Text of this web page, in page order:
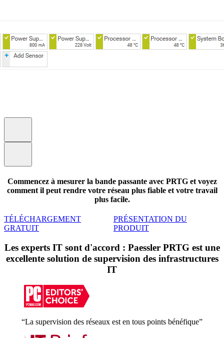
Commencez à mesurer la bande passante avec PRTG et voyez
comment il peut rendre votre réseau plus fiable et votre travail
plus facile.
TÉLÉCHARGEMENT
GRATUIT
PRÉSENTATION DU
PRODUIT
Les experts IT sont d'accord : Paessler PRTG est une
excellente solution de supervision des infrastructures
IT
“La supervision des réseaux est en tous points bénéfique”